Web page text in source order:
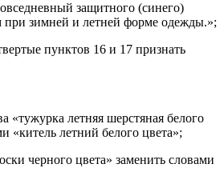
защитного (синего)
при зимней и летней форме одежды.»;
пунктов 16 и 17 признать
«тужурка летняя шерстяная белого
«китель летний белого цвета»;
черного цвета» заменить словами